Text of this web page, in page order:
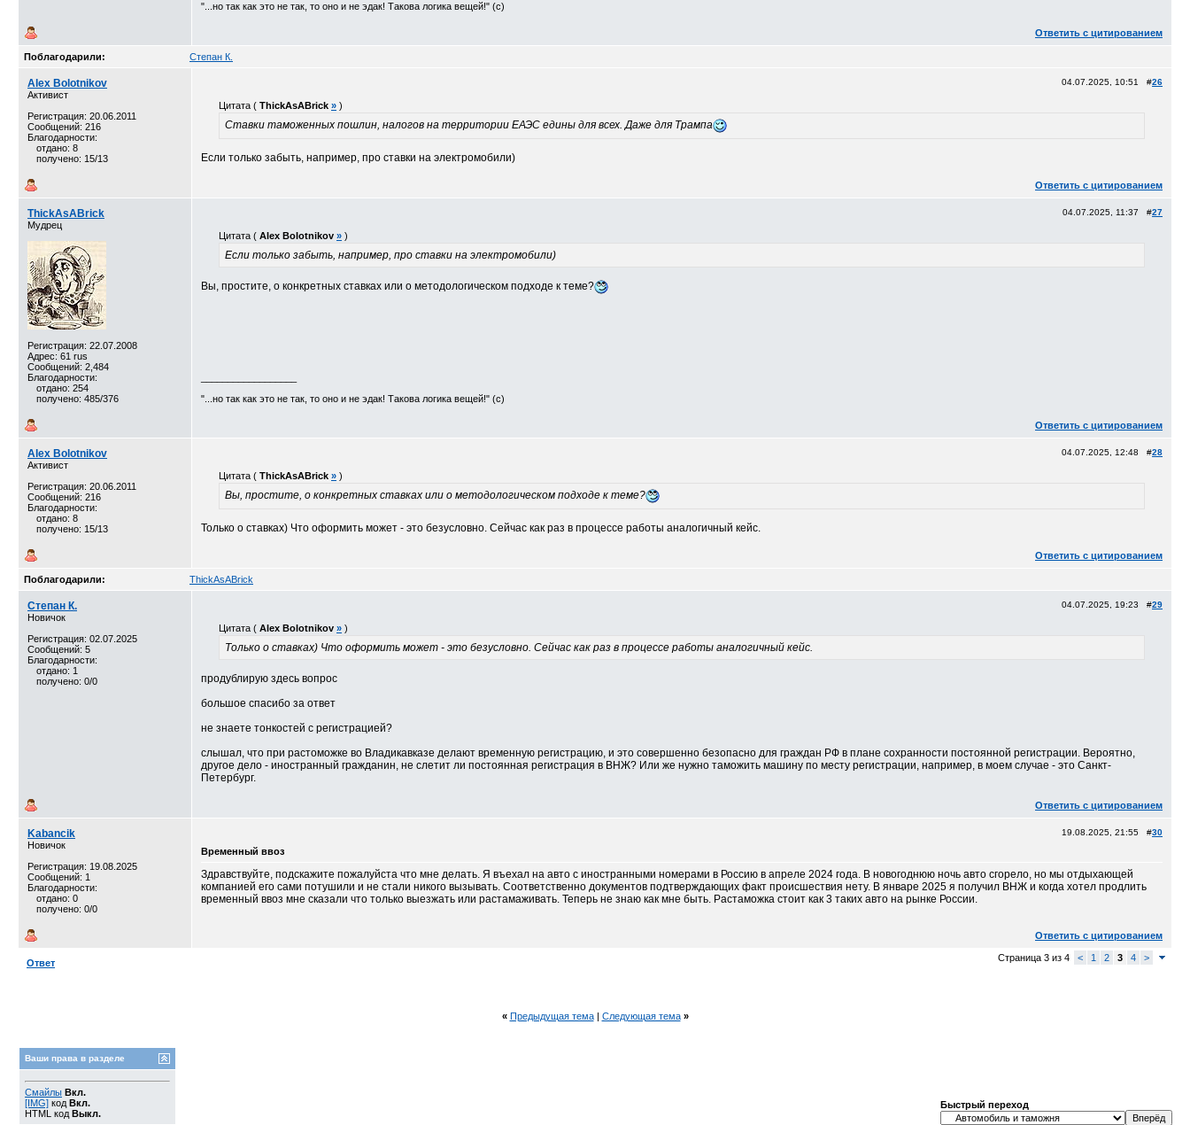
"...но так как это не так, то оно и не эдак! Такова логика вещей!" (с)
Ответить с цитированием
Поблагодарили: Степан К.
Alex Bolotnikov
Активист
Регистрация: 20.06.2011
Сообщений: 216
Благодарности:
отдано: 8
получено: 15/13
04.07.2025, 10:51 #26
Цитата ( ThickAsABrick » )
Ставки таможенных пошлин, налогов на территории ЕАЭС едины для всех. Даже для Трампа
Если только забыть, например, про ставки на электромобили)
Ответить с цитированием
ThickAsABrick
Мудрец
Регистрация: 22.07.2008
Адрес: 61 rus
Сообщений: 2,484
Благодарности:
отдано: 254
получено: 485/376
04.07.2025, 11:37 #27
Цитата ( Alex Bolotnikov » )
Если только забыть, например, про ставки на электромобили)
Вы, простите, о конкретных ставках или о методологическом подходе к теме?
"...но так как это не так, то оно и не эдак! Такова логика вещей!" (с)
Ответить с цитированием
Alex Bolotnikov
Активист
Регистрация: 20.06.2011
Сообщений: 216
Благодарности:
отдано: 8
получено: 15/13
04.07.2025, 12:48 #28
Цитата ( ThickAsABrick » )
Вы, простите, о конкретных ставках или о методологическом подходе к теме?
Только о ставках) Что оформить может - это безусловно. Сейчас как раз в процессе работы аналогичный кейс.
Ответить с цитированием
Поблагодарили: ThickAsABrick
Степан К.
Новичок
Регистрация: 02.07.2025
Сообщений: 5
Благодарности:
отдано: 1
получено: 0/0
04.07.2025, 19:23 #29
Цитата ( Alex Bolotnikov » )
Только о ставках) Что оформить может - это безусловно. Сейчас как раз в процессе работы аналогичный кейс.
продублирую здесь вопрос
большое спасибо за ответ
не знаете тонкостей с регистрацией?
слышал, что при растоможке во Владикавказе делают временную регистрацию, и это совершенно безопасно для граждан РФ в плане сохранности постоянной регистрации. Вероятно,
другое дело - иностранный гражданин, не слетит ли постоянная регистрация в ВНЖ? Или же нужно таможить машину по месту регистрации, например, в моем случае - это Санкт-
Петербург.
Ответить с цитированием
Kabancik
Новичок
Регистрация: 19.08.2025
Сообщений: 1
Благодарности:
отдано: 0
получено: 0/0
19.08.2025, 21:55 #30
Временный ввоз
Здравствуйте, подскажите пожалуйста что мне делать. Я въехал на авто с иностранными номерами в Россию в апреле 2024 года. В новогоднюю ночь авто сгорело, но мы отдыхающей
компанией его сами потушили и не стали никого вызывать. Соответственно документов подтверждающих факт происшествия нету. В январе 2025 я получил ВНЖ и когда хотел продлить
временный ввоз мне сказали что только выезжать или растамаживать. Теперь не знаю как мне быть. Растаможка стоит как 3 таких авто на рынке России.
Ответить с цитированием
Ответ Страница 3 из 4 < 1 2 3 4 >
« Предыдущая тема| Следующая тема »
Ваши права в разделе
Смайлы Вкл.
[IMG] код Вкл.
HTML код Выкл.
Быстрый переход